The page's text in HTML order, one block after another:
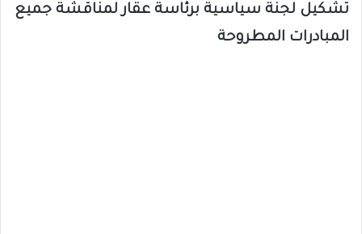
تشكيل لجنة سياسية برئاسة عقار لمناقشة جميع
المبادرات المطروحة